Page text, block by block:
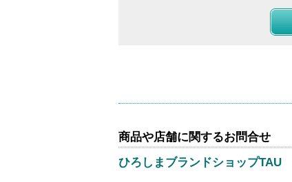
商品や店舗に関するお問合せ
ひろしまブランドショップTAU